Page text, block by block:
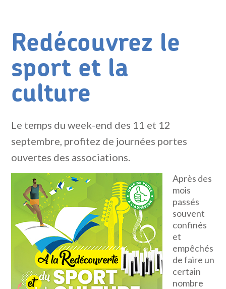
Redécouvrez le
sport et la
culture
Le temps du week-end des 11 et 12
septembre, profitez de journées portes
ouvertes des associations.
Après des
mois
passés
souvent
confinés
et
empêchés
de faire un
certain
nombre